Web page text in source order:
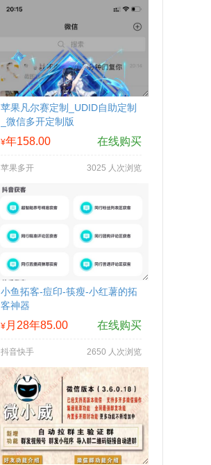
苹果凡尔赛定制_UDID自助定制
_微信多开定制版
¥年158.00 在线购买
苹果多开 3025 人次浏览
小鱼拓客-痘印-筷瘦-小红薯的拓
客神器
¥月28年85.00 在线购买
抖音快手 2650 人次浏览